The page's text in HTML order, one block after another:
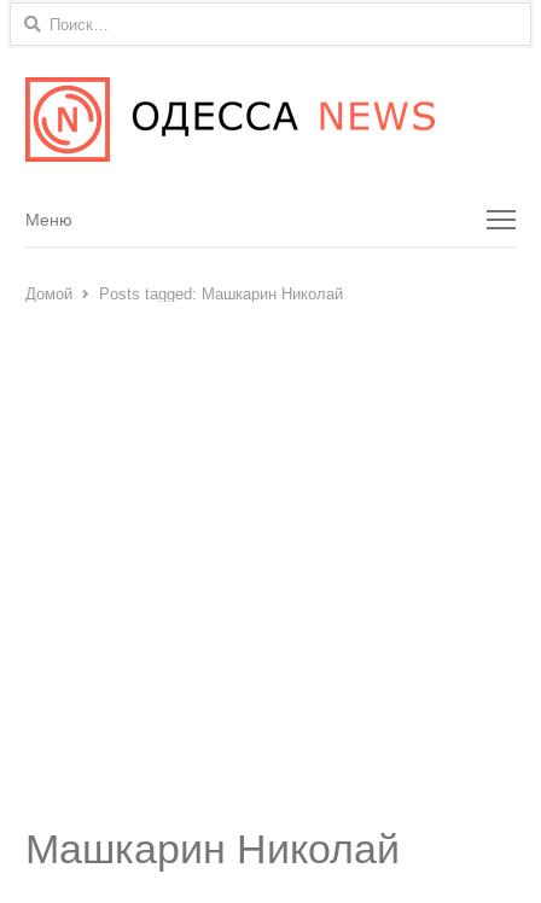
Найти:
Menu
Меню
Домой Posts tagged: Машкарин Николай
Машкарин Николай